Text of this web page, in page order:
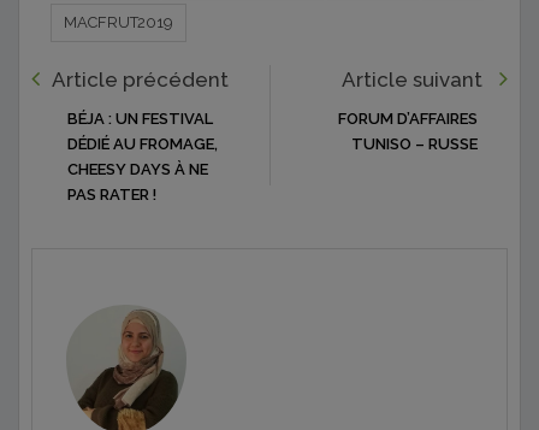
MACFRUT2019
Article précédent
BÉJA : UN FESTIVAL
DÉDIÉ AU FROMAGE,
CHEESY DAYS À NE
PAS RATER !
Article suivant
FORUM D’AFFAIRES
TUNISO – RUSSE